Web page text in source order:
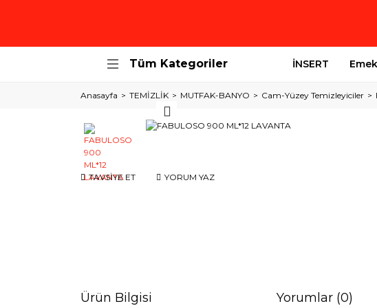
Tüm Kategoriler İNSERT
Anasayfa TEMİZLİK MUTFAK-BANYO Cam-Yüzey Temizleyiciler
TAVSİYE ET YORUM YAZ
Ürün Bilgisi Yorumlar (0)